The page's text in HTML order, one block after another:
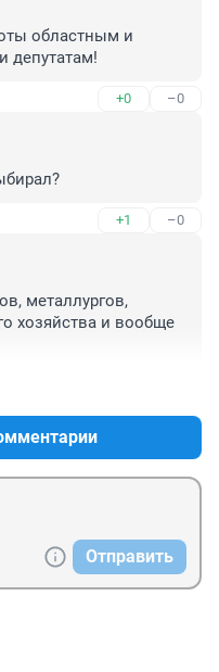
областным и
депутатам!
+0 –0
+1 –0
металлургов,
хозяйства и вообще
Отправить